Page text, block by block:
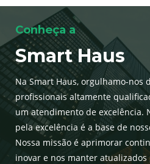
Conheça a
Smart Haus
Na Smart Haus, orgulhamo-nos
profissionais altamente
um atendimento de excelência.
pela excelência é a base de
Nossa missão é aprimorar
inovar e nos manter